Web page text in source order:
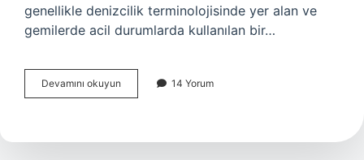
genellikle denizcilik terminolojisinde yer alan ve
gemilerde acil durumlarda kullanılan bir…
Devamını okuyun
düşmeli
?
14 Yorum